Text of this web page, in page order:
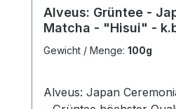
Alveus: Grüntee -
Matcha - "Hisui" -
Gewicht / Menge: 100g
Alveus: Japan